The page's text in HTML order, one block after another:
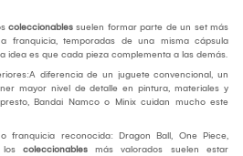
coleccionables suelen formar parte de un set más
franquicia, temporadas de una misma cápsula
idea es que cada pieza complementa a las demás.
diferencia de un juguete convencional, un
mayor nivel de detalle en pintura, materiales y
Bandai Namco o Minix cuidan mucho este
reconocida: Dragon Ball, One Piece,
los coleccionables más valorados suelen estar